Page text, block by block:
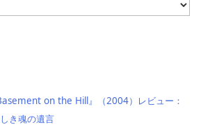
on the Hill』（2004）レビュー：
き魂の遺言